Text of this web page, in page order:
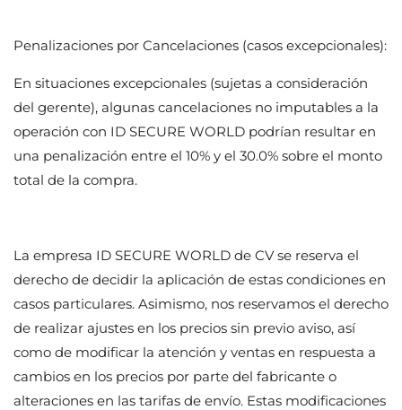
Penalizaciones por Cancelaciones (casos excepcionales):
En situaciones excepcionales (sujetas a consideración
del gerente), algunas cancelaciones no imputables a la
operación con ID SECURE WORLD podrían resultar en
una penalización entre el 10% y el 30.0% sobre el monto
total de la compra.
La empresa ID SECURE WORLD de CV se reserva el
derecho de decidir la aplicación de estas condiciones en
casos particulares. Asimismo, nos reservamos el derecho
de realizar ajustes en los precios sin previo aviso, así
como de modificar la atención y ventas en respuesta a
cambios en los precios por parte del fabricante o
alteraciones en las tarifas de envío. Estas modificaciones